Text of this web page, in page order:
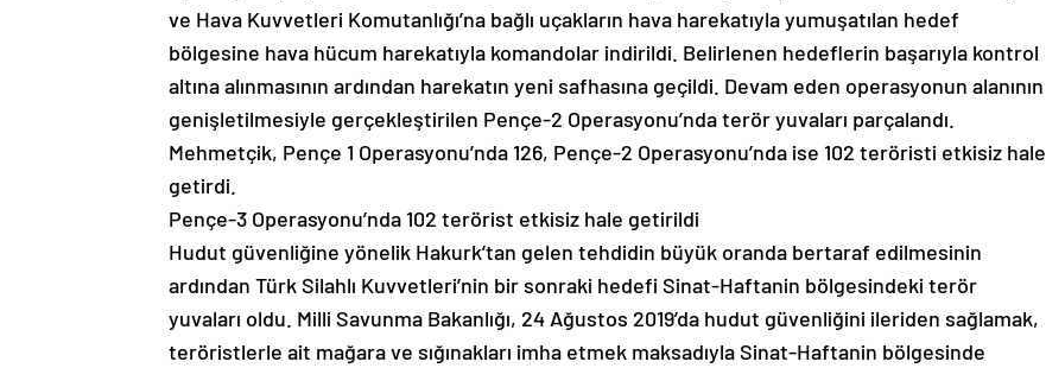
ve Hava Kuvvetleri Komutanlığı’na bağlı uçakların hava harekatıyla yumuşatılan hedef
bölgesine hava hücum harekatıyla komandolar indirildi. Belirlenen hedeflerin başarıyla kontrol
altına alınmasının ardından harekatın yeni safhasına geçildi. Devam eden operasyonun alanının
genişletilmesiyle gerçekleştirilen Pençe-2 Operasyonu’nda terör yuvaları parçalandı.
Mehmetçik, Pençe 1 Operasyonu’nda 126, Pençe-2 Operasyonu’nda ise 102 teröristi etkisiz hale
getirdi.
Pençe-3 Operasyonu’nda 102 terörist etkisiz hale getirildi
Hudut güvenliğine yönelik Hakurk’tan gelen tehdidin büyük oranda bertaraf edilmesinin
ardından Türk Silahlı Kuvvetleri’nin bir sonraki hedefi Sinat-Haftanin bölgesindeki terör
yuvaları oldu. Milli Savunma Bakanlığı, 24 Ağustos 2019’da hudut güvenliğini ileriden sağlamak,
teröristlerle ait mağara ve sığınakları imha etmek maksadıyla Sinat-Haftanin bölgesinde